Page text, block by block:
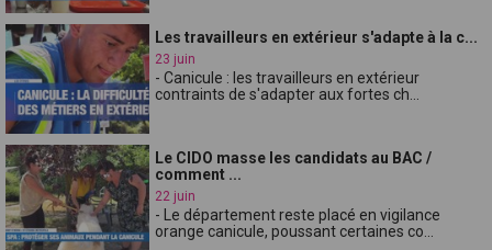
Les travailleurs en extérieur s'adapte à la c...
23 juin
- Canicule : les travailleurs en extérieur
contraints de s'adapter aux fortes ch...
Le CIDO masse les candidats au BAC /
comment ...
22 juin
- Le département reste placé en vigilance
orange canicule, poussant certaines co...